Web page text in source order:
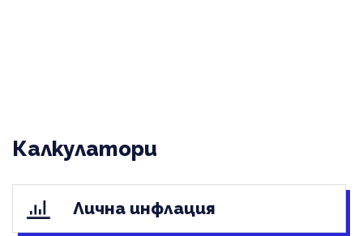
Калкулатори
Лична инфлация